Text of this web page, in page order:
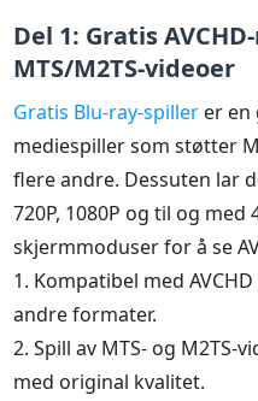
Del 1: Gratis
MTS/M2TS-videoer
Gratis Blu-ray-spiller er en
mediespiller som støtter
flere andre. Dessuten lar
720P, 1080P og til og med
skjermmoduser for å se
1. Kompatibel med
andre formater.
2. Spill av MTS- og M2TS-
med original kvalitet.